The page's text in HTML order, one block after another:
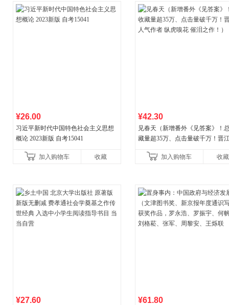
¥26.00
习近平新时代中国特色社会主义思想
概论 2023新版 自考15041
加入购物车 收藏
¥42.30
见春天（新增番外《见答案》！
藏量超35万、点击量破千万！晋
加入购物车
收藏
¥27.60 ¥61.80